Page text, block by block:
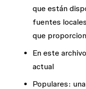
que están
fuentes
que
En este
actual
Populares: